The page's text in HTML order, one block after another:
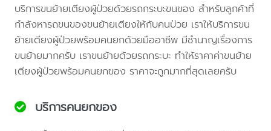
บริการขนย้ายเตียงผู้ป่วยด้วยรถกระบะขนของ สำหรับลูกค้าที่
กำลังหารถขนของขนย้ายเตียงให้กับคนป่วย เราให้บริการขน
ย้ายเตียงผู้ป่วยพร้อมคนยกด้วยมืออาชีพ มีชำนาญเรื่องการ
ขนย้ายมากครับ เราขนย้ายด้วยรถกระบะ ทำให้ราคาค่าขนย้าย
เตียงผู้ป่วยพร้อมคนยกของ ราคาจะถูกมากที่สุดเลยครับ
บริการคนยกของ